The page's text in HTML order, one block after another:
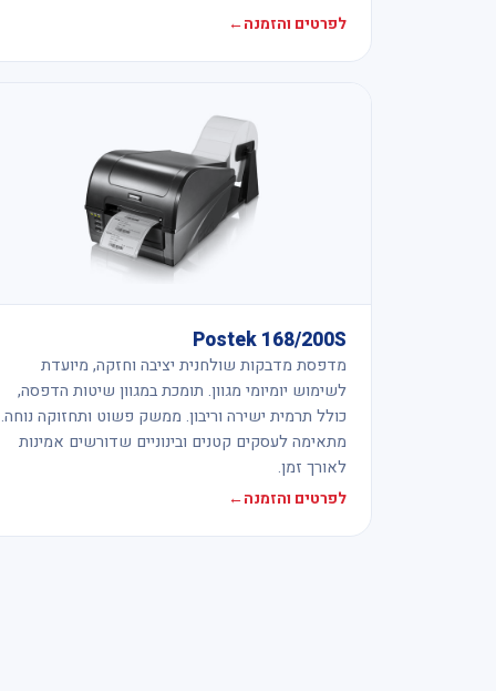
לפרטים והזמנה←
Postek 168/200S
מדפסת מדבקות שולחנית יציבה וחזקה, מיועדת
לשימוש יומיומי מגוון. תומכת במגוון שיטות הדפסה,
כולל תרמית ישירה וריבון. ממשק פשוט ותחזוקה נוחה.
מתאימה לעסקים קטנים ובינוניים שדורשים אמינות
לאורך זמן.
לפרטים והזמנה←